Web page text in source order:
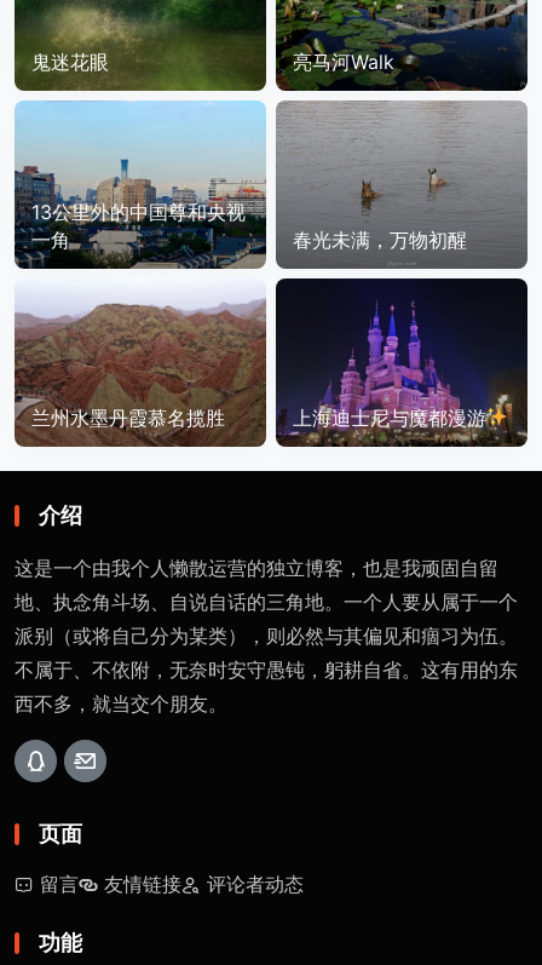
鬼迷花眼 亮马河Walk
13公里外的中国尊和央视
一角
春光未满，万物初醒
兰州水墨丹霞慕名揽胜 上海迪士尼与魔都漫游
介绍
这是一个由我个人懒散运营的独立博客，也是我顽固自留
地、执念角斗场、自说自话的三角地。一个人要从属于一个
派别（或将自己分为某类），则必然与其偏见和痼习为伍。
不属于、不依附，无奈时安守愚钝，躬耕自省。这有用的东
西不多，就当交个朋友。
页面
留言 友情链接 评论者动态
功能